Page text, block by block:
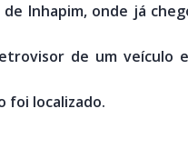
Inhapim, onde já
de um veículo
foi localizado.